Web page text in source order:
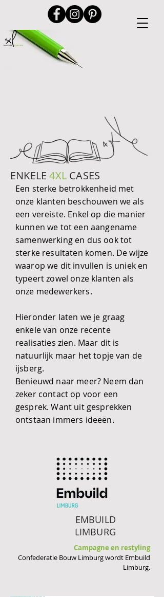
ENKELE4XL CASES
Een sterke betrokkenheid met
onze klanten beschouwen we als
een vereiste. Enkel op die manier
kunnen we tot een aangename
samenwerking en dus ook tot
sterke resultaten komen. De wijze
waarop we dit invullen is uniek en
typeert zowel onze klanten als
onze medewerkers.
Hieronder laten we je graag
enkele van onze recente
realisaties zien. Maar dit is
natuurlijk maar het topje van de
ijsberg.
Benieuwd naar meer? Neem dan
zeker contact op voor een
gesprek. Want uit gesprekken
ontstaan immers ideeën.
EMBUILD
LIMBURG
Campagne en restyling
Confederatie Bouw Limburg wordt Embuild
Limburg.